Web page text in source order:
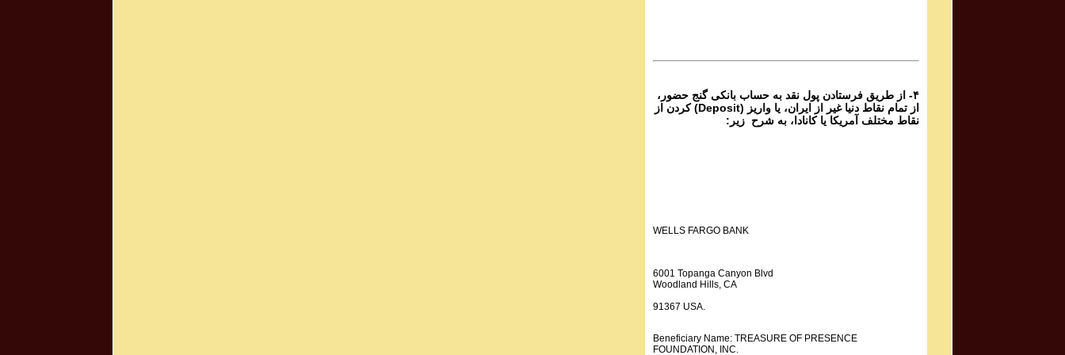
۴- از طریق فرستادن پول نقد به حساب بانکی گنج حضور،
از تمام نقاط دنیا غیر از ایران، یا واریز (Deposit) کردن از
نقاط مختلف آمریکا یا کانادا، به شرح زیر:
WELLS FARGO BANK
6001 Topanga Canyon Blvd
Woodland Hills, CA
91367 USA.
Beneficiary Name: TREASURE OF PRESENCE
FOUNDATION, INC.